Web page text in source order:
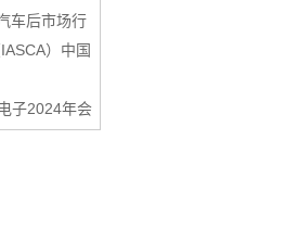
车后市场行
）中国
子2024年会